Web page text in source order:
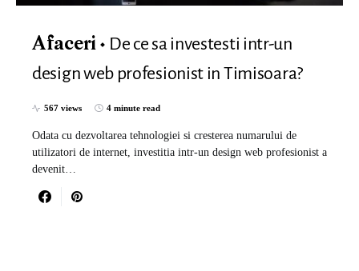
Afaceri
De ce sa investesti intr-un
design web profesionist in Timisoara?
567 views 4 minute read
Odata cu dezvoltarea tehnologiei si cresterea numarului de
utilizatori de internet, investitia intr-un design web profesionist a
devenit…